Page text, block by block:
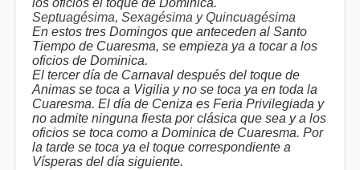
los oficios el toque de Dominica.
Septuagésima, Sexagésima y Quincuagésima
En estos tres Domingos que anteceden al Santo
Tiempo de Cuaresma, se empieza ya a tocar a los
oficios de Dominica.
El tercer día de Carnaval después del toque de
Animas se toca a Vigilia y no se toca ya en toda la
Cuaresma. El día de Ceniza es Feria Privilegiada y
no admite ninguna fiesta por clásica que sea y a los
oficios se toca como a Dominica de Cuaresma. Por
la tarde se toca ya el toque correspondiente a
Vísperas del día siguiente.